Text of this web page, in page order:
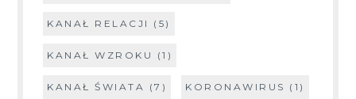
KANAŁ RELACJI (5)
KANAŁ WZROKU (1)
KANAŁ ŚWIATA (7) KORONAWIRUS (1)